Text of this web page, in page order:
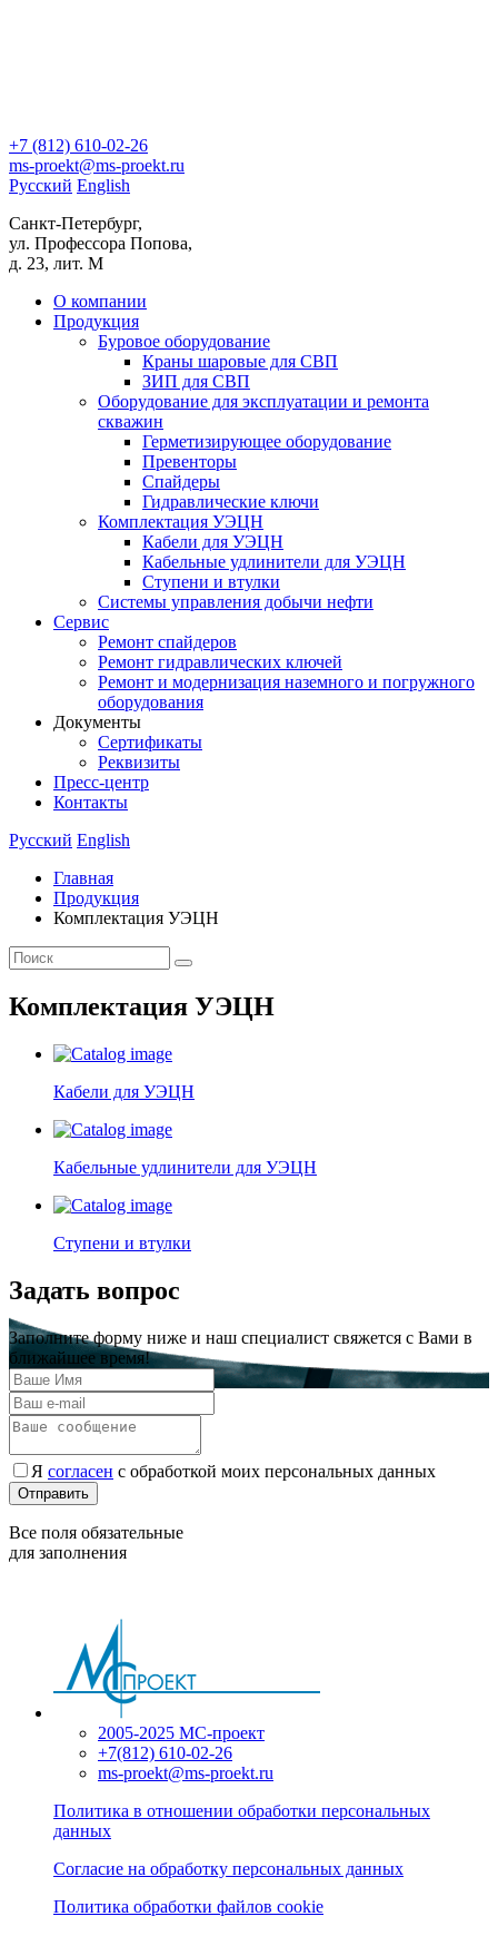
+7 (812) 610-02-26
ms-proekt@ms-proekt.ru
Русский English
Санкт-Петербург,
ул. Профессора Попова,
д. 23, лит. М
О компании
Продукция
Буровое оборудование
Краны шаровые для СВП
ЗИП для СВП
Оборудование для эксплуатации и ремонта
скважин
Герметизирующее оборудование
Превенторы
Спайдеры
Гидравлические ключи
Комплектация УЭЦН
Кабели для УЭЦН
Кабельные удлинители для УЭЦН
Ступени и втулки
Cистемы управления добычи нефти
Сервис
Ремонт спайдеров
Ремонт гидравлических ключей
Ремонт и модернизация наземного и погружного
оборудования
Документы
Сертификаты
Реквизиты
Пресс-центр
Контакты
Русский English
Главная
Продукция
Комплектация УЭЦН
Комплектация УЭЦН
Кабели для УЭЦН
Кабельные удлинители для УЭЦН
Ступени и втулки
Задать вопрос
Заполните форму ниже и наш специалист свяжется с Вами в
ближайшее время!
Я согласен с обработкой моих персональных данных
Отправить
Все поля обязательные
для заполнения
2005-2025 МС-проект
+7(812) 610-02-26
ms-proekt@ms-proekt.ru
Политика в отношении обработки персональных
данных
Согласие на обработку персональных данных
Политика обработки файлов cookie